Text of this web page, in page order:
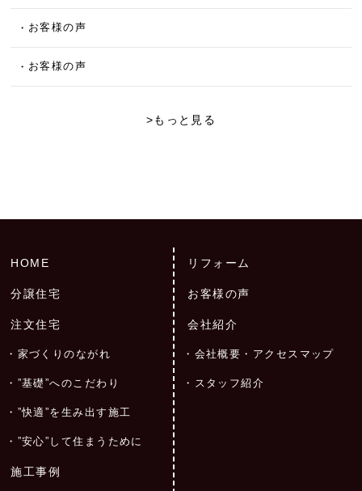
お客様の声
お客様の声
>もっと見る
HOME
分譲住宅
注文住宅
家づくりのながれ
”基礎”へのこだわり
”快適”を生み出す施工
”安心”して住まうために
施工事例
リフォーム
お客様の声
会社紹介
会社概要・アクセスマップ
スタッフ紹介